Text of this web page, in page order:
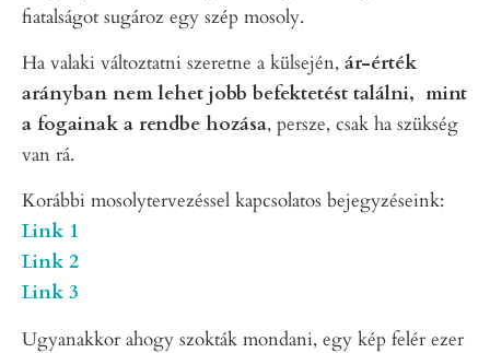
fiatalságot sugároz egy szép mosoly.
Ha valaki változtatni szeretne a külsején, ár-érték
arányban nem lehet jobb befektetést találni, mint
a fogainak a rendbe hozása, persze, csak ha szükség
van rá.
Korábbi mosolytervezéssel kapcsolatos bejegyzéseink:
Link 1
Link 2
Link 3
Ugyanakkor ahogy szokták mondani, egy kép felér ezer